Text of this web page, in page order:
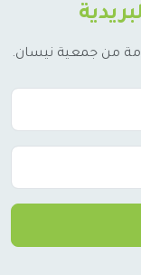
من جمعية نيسان.